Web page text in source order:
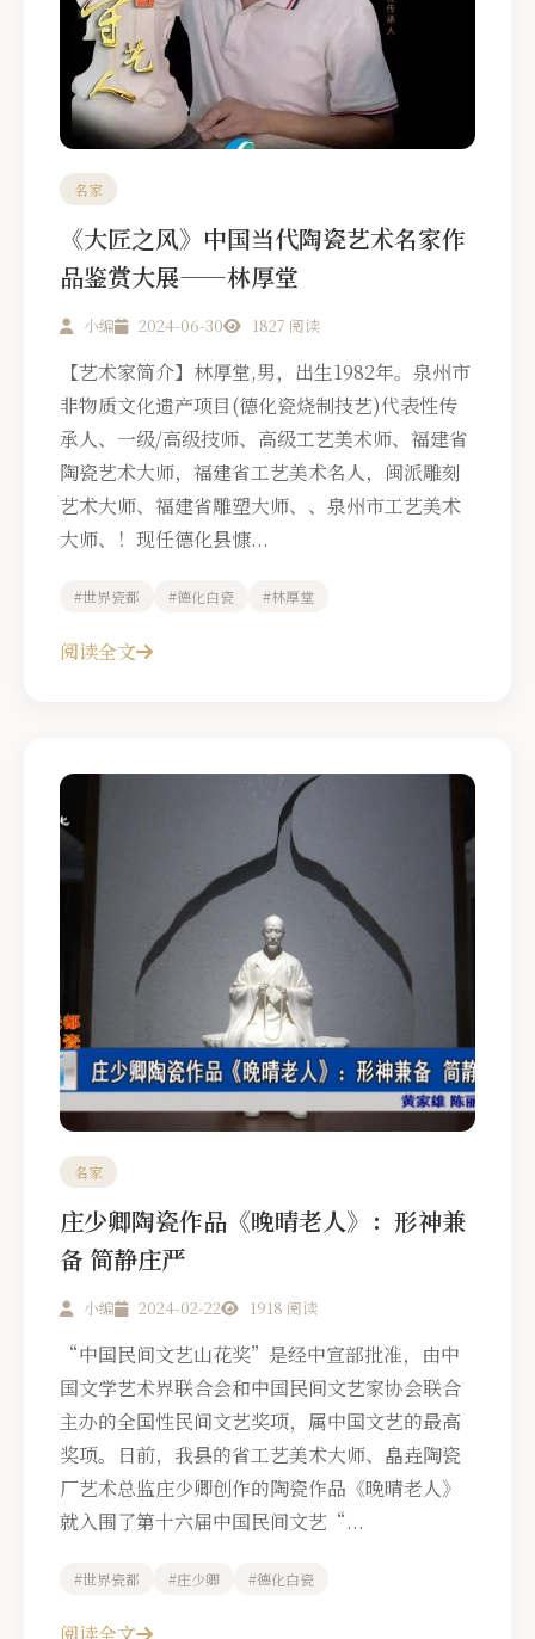
名家
《大匠之风》中国当代陶瓷艺术名家作
品鉴赏大展——林厚堂
小编 2024-06-30 1827 阅读
【艺术家简介】林厚堂,男，出生1982年。泉州市
非物质文化遗产项目(德化瓷烧制技艺)代表性传
承人、一级/高级技师、高级工艺美术师、福建省
陶瓷艺术大师，福建省工艺美术名人，闽派雕刻
艺术大师、福建省雕塑大师、、泉州市工艺美术
大师、！现任德化县慷...
#世界瓷都 #德化白瓷 #林厚堂
阅读全文
名家
庄少卿陶瓷作品《晚晴老人》：形神兼
备 简静庄严
小编 2024-02-22 1918 阅读
“中国民间文艺山花奖”是经中宣部批准，由中
国文学艺术界联合会和中国民间文艺家协会联合
主办的全国性民间文艺奖项，属中国文艺的最高
奖项。日前，我县的省工艺美术大师、皛垚陶瓷
厂艺术总监庄少卿创作的陶瓷作品《晚晴老人》
就入围了第十六届中国民间文艺“...
#世界瓷都 #庄少卿 #德化白瓷